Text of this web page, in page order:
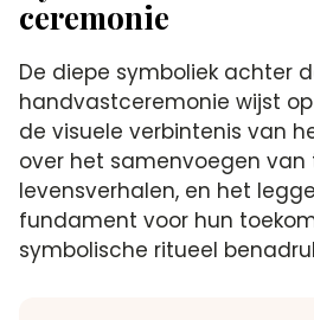
ceremonie
De diepe symboliek achter
handvastceremonie wijst
de visuele verbintenis van
over het samenvoegen van
levensverhalen, en het
fundament voor hun
symbolische ritueel